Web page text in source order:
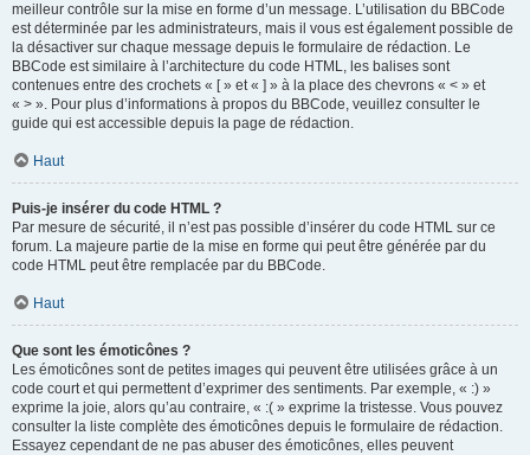
meilleur contrôle sur la mise en forme d’un message. L’utilisation du BBCode
est déterminée par les administrateurs, mais il vous est également possible de
la désactiver sur chaque message depuis le formulaire de rédaction. Le
BBCode est similaire à l’architecture du code HTML, les balises sont
contenues entre des crochets « [ » et « ] » à la place des chevrons « < » et
« > ». Pour plus d’informations à propos du BBCode, veuillez consulter le
guide qui est accessible depuis la page de rédaction.
Haut
Puis-je insérer du code HTML ?
Par mesure de sécurité, il n’est pas possible d’insérer du code HTML sur ce
forum. La majeure partie de la mise en forme qui peut être générée par du
code HTML peut être remplacée par du BBCode.
Haut
Que sont les émoticônes ?
Les émoticônes sont de petites images qui peuvent être utilisées grâce à un
code court et qui permettent d’exprimer des sentiments. Par exemple, « :) »
exprime la joie, alors qu’au contraire, « :( » exprime la tristesse. Vous pouvez
consulter la liste complète des émoticônes depuis le formulaire de rédaction.
Essayez cependant de ne pas abuser des émoticônes, elles peuvent